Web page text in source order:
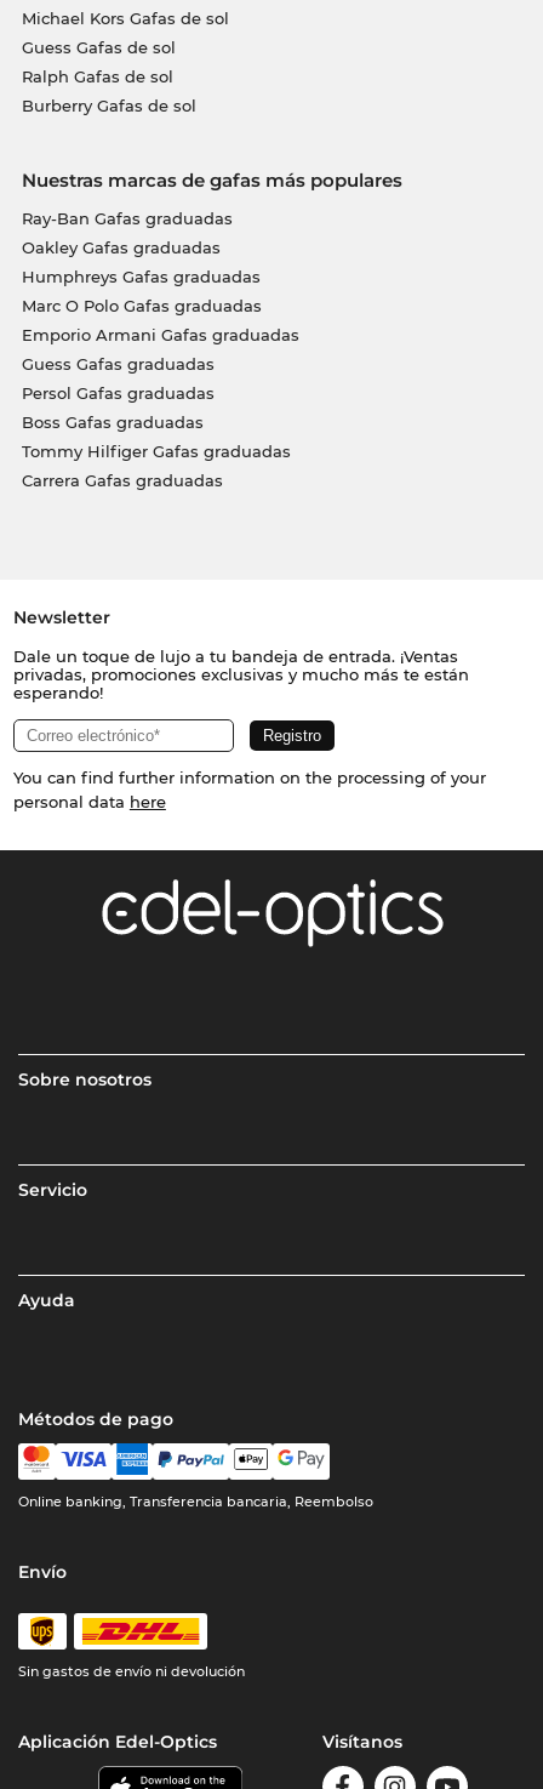
Michael Kors Gafas de sol
Guess Gafas de sol
Ralph Gafas de sol
Burberry Gafas de sol
Nuestras marcas de gafas más populares
Ray-Ban Gafas graduadas
Oakley Gafas graduadas
Humphreys Gafas graduadas
Marc O Polo Gafas graduadas
Emporio Armani Gafas graduadas
Guess Gafas graduadas
Persol Gafas graduadas
Boss Gafas graduadas
Tommy Hilfiger Gafas graduadas
Carrera Gafas graduadas
Newsletter
Dale un toque de lujo a tu bandeja de entrada. ¡Ventas
privadas, promociones exclusivas y mucho más te están
esperando!
You can find further information on the processing of your
personal data here
Sobre nosotros
Servicio
Ayuda
Métodos de pago
Online banking, Transferencia bancaria, Reembolso
Envío
Sin gastos de envío ni devolución
Aplicación Edel-Optics Visítanos